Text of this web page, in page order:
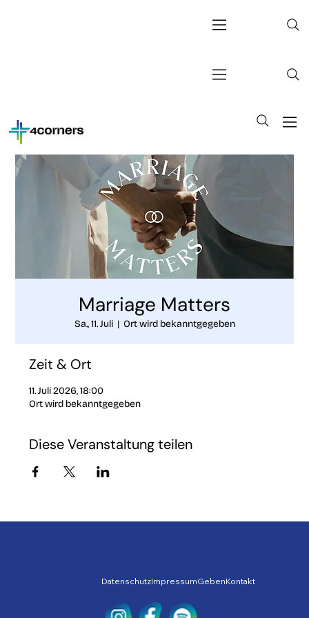
Marriage Matters
Sa., 11. Juli
  |
Ort wird bekanntgegeben
Zeit & Ort
11. Juli 2026, 18:00
Ort wird bekanntgegeben
Diese Veranstaltung teilen
DatenschutzImpressumGebenKontakt